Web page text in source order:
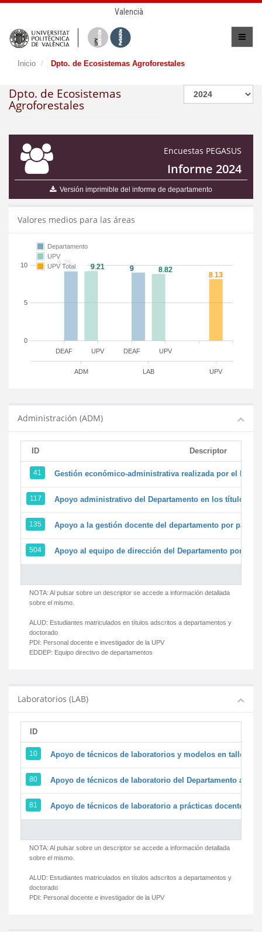
Valencià
Inicio Dpto. de Ecosistemas Agroforestales
Dpto. de Ecosistemas
Agroforestales
Encuestas PEGASUS
Informe 2024
Versión imprimible del informe de departamento
Valores medios para las áreas
DEAF DEAF
UPV UPV
ADM LAB UPV
0
5
10
Departamento
UPV
UPV Total
Administración (ADM)
ID Descriptor
41 Gestión económico-administrativa realizada por el
117 Apoyo administrativo del Departamento en los títulos de
135 Apoyo a la gestión docente del departamento por parte
504 Apoyo al equipo de dirección del Departamento por
NOTA: Al pulsar sobre un descriptor se accede a información detallada
sobre el mismo.
ALUD: Estudiantes matriculados en títulos adscritos a departamentos y
doctorado
PDI: Personal docente e investigador de la UPV
EDDEP: Equipo directivo de departamentos
Laboratorios (LAB)
ID
10 Apoyo de técnicos de laboratorios y modelos en
80 Apoyo de técnicos de laboratorio del Departamento a la
81 Apoyo de técnicos de laboratorio a prácticas docentes y
NOTA: Al pulsar sobre un descriptor se accede a información detallada
sobre el mismo.
ALUD: Estudiantes matriculados en títulos adscritos a departamentos y
doctorado
PDI: Personal docente e investigador de la UPV